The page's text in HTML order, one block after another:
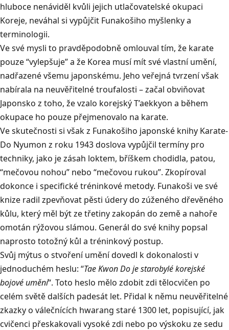
hluboce nenáviděl kvůli jejich utlačovatelské okupaci
Koreje, neváhal si vypůjčit Funakošiho myšlenky a
terminologii.
Ve své mysli to pravděpodobně omlouval tím, že karate
pouze “vylepšuje” a že Korea musí mít své vlastní umění,
nadřazené všemu japonskému. Jeho veřejná tvrzení však
nabírala na neuvěřitelné troufalosti – začal obviňovat
Japonsko z toho, že vzalo korejský T’aekkyon a během
okupace ho pouze přejmenovalo na karate.
Ve skutečnosti si však z Funakošiho japonské knihy Karate-
Do Nyumon z roku 1943 doslova vypůjčil termíny pro
techniky, jako je zásah loktem, bříškem chodidla, patou,
“mečovou nohou” nebo “mečovou rukou”. Zkopíroval
dokonce i specifické tréninkové metody. Funakoši ve své
knize radil zpevňovat pěsti údery do zúženého dřevěného
kůlu, který měl být ze třetiny zakopán do země a nahoře
omotán rýžovou slámou. Generál do své knihy popsal
naprosto totožný kůl a tréninkový postup.
Svůj mýtus o stvoření umění dovedl k dokonalosti v
jednoduchém heslu: “Tae Kwon Do je starobylé korejské
bojové umění“. Toto heslo mělo zdobit zdi tělocvičen po
celém světě dalších padesát let. Přidal k němu neuvěřitelné
zkazky o válečnících hwarang staré 1300 let, popisující, jak
cvičenci přeskakovali vysoké zdi nebo po výskoku ze sedu